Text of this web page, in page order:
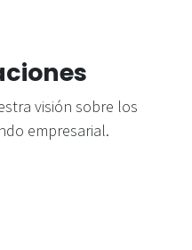
visión sobre los
empresarial.